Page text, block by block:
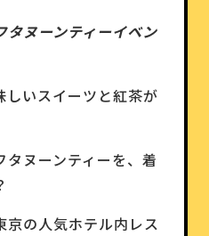
タヌーンティーイベン
いスイーツと紅茶が
ヌーンティーを、着
の人気ホテル内レス